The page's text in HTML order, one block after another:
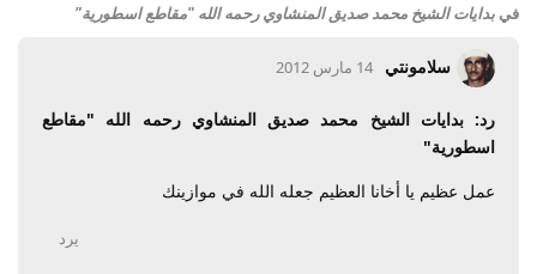
في بدايات الشيخ محمد صديق المنشاوي رحمه الله "مقاطع اسطورية"
سلامونتي 14 مارس 2012
رد: بدايات الشيخ محمد صديق المنشاوي رحمه الله "مقاطع
اسطورية"
عمل عظيم يا أخانا العظيم جعله الله في موازينك
يرد